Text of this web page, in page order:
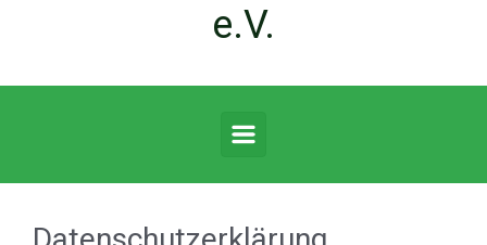
e.V.